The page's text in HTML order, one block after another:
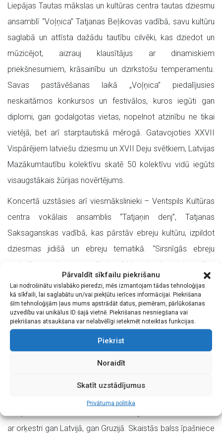
Pārvaldīt sīkfailu piekrišanu
Lai nodrošinātu vislabāko pieredzi, mēs izmantojam tādas tehnoloģijas
kā sīkfaili, lai saglabātu un/vai piekļūtu ierīces informācijai. Piekrišana
šīm tehnoloģijām ļaus mums apstrādāt datus, piemēram, pārlūkošanas
uzvedību vai unikālus ID šajā vietnē. Piekrišanas nesniegšana vai
piekrišanas atsaukšana var nelabvēlīgi ietekmēt noteiktas funkcijas.
Piekrist
Noraidīt
Skatīt uzstādījumus
Privātuma politika
Liepājas Tautas mākslas un kultūras centra tautas dziesmu
ansamblī “Voļņica” Tatjanas Beļikovas vadībā, savu kultūru
saglabā un attīsta dažādu tautību cilvēki, kas dziedot un
mūzicējot, aizrauj klausītājus ar dinamiskiem
priekšnesumiem, krāsainību un dzirkstošu temperamentu.
Savas pastāvēšanas laikā „Voļņica” piedalījusies
neskaitāmos konkursos un festivālos, kuros iegūti gan
diplomi, gan godalgotas vietas, nopelnot atzinību ne tikai
vietējā, bet arī starptautiskā mērogā. Gatavojoties XXVII
Vispārējiem latviešu dziesmu un XVII Deju svētkiem, Latvijas
Mazākumtautību kolektīvu skatē 50 kolektīvu vidū iegūts
visaugstākais žūrijas novērtējums.
Koncertā uzstāsies arī viesmākslinieki – Ventspils Kultūras
centra vokālais ansamblis “Tatjaņin denj”, Tatjanas
Saksaganskas vadībā, kas pārstāv ebreju kultūru, izpildot
dziesmas jidišā un ebreju tematikā. “Sirsnīgās ebreju
melodijas nevienu neatstāj vienaldzīgu, jo skanot jautrajām
ebreju dziesmām, ir grūti pretoties vēlmei celties kājās un
dejot,” stāsta ansambļa “Voļņica” vadītāja Tatjana Beļikova,
kura ar šo kolektīvu tikusies dažādos mazākumtautību
festivālos.
Koncertā uzstāsies arī īpaši šim notikumam izveidots
gruzīnu duets no Rīgas gruzīnu biedrības “Samšoblo” – Cira
Tolordava un Manučars Gudžabidze, kas iepriecinās
ar orķestri gan Latvijā, gan Gruzijā. Skaistās balss īpašniece